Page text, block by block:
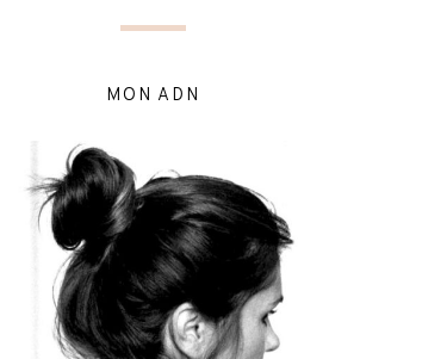
MON ADN